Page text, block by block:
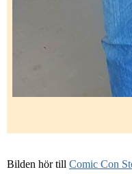
Bilden hör till Comic Con